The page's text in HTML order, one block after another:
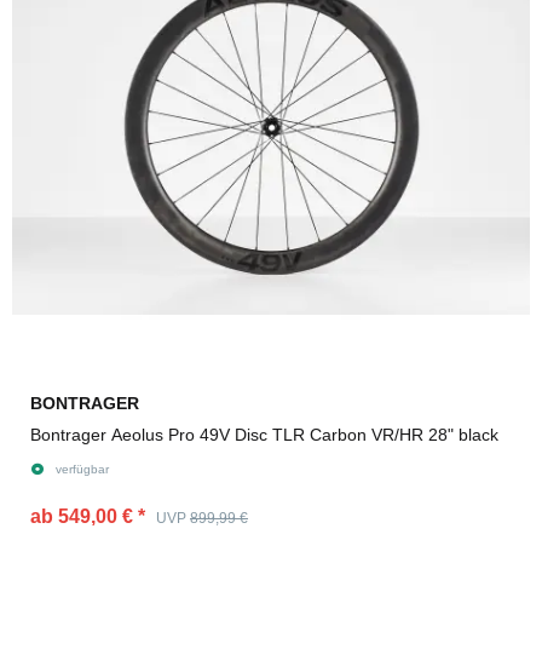
BONTRAGER
Bontrager Aeolus Pro 49V Disc TLR Carbon VR/HR 28" black
verfügbar
ab 549,00 € * UVP 899,99 €